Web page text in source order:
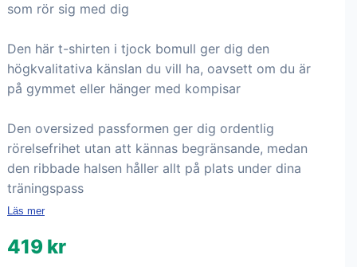
som rör sig med dig
Den här t-shirten i tjock bomull ger dig den
högkvalitativa känslan du vill ha, oavsett om du är
på gymmet eller hänger med kompisar
Den oversized passformen ger dig ordentlig
rörelsefrihet utan att kännas begränsande, medan
den ribbade halsen håller allt på plats under dina
träningspass
Läs mer
419 kr